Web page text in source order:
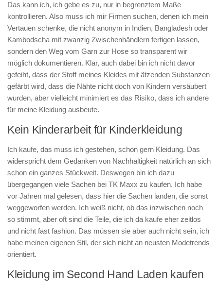
Das kann ich, ich gebe es zu, nur in begrenztem Maße
kontrollieren. Also muss ich mir Firmen suchen, denen ich mein
Vertauen schenke, die nicht anonym in Indien, Bangladesh oder
Kambodscha mit zwanzig Zwischenhändlern fertigen lassen,
sondern den Weg vom Garn zur Hose so transparent wir
möglich dokumentieren. Klar, auch dabei bin ich nicht davor
gefeiht, dass der Stoff meines Kleides mit ätzenden Substanzen
gefärbt wird, dass die Nähte nicht doch von Kindern versäubert
wurden, aber vielleicht minimiert es das Risiko, dass ich andere
für meine Kleidung ausbeute.
Kein Kinderarbeit für Kinderkleidung
Ich kaufe, das muss ich gestehen, schon gern Kleidung. Das
widerspricht dem Gedanken von Nachhaltigkeit natürlich an sich
schon ein ganzes Stückweit. Deswegen bin ich dazu
übergegangen viele Sachen bei TK Maxx zu kaufen. Ich habe
vor Jahren mal gelesen, dass hier die Sachen landen, die sonst
weggeworfen werden. Ich weiß nicht, ob das inzwischen noch
so stimmt, aber oft sind die Teile, die ich da kaufe eher zeitlos
und nicht fast fashion. Das müssen sie aber auch nicht sein, ich
habe meinen eigenen Stil, der sich nicht an neusten Modetrends
orientiert.
Kleidung im Second Hand Laden kaufen